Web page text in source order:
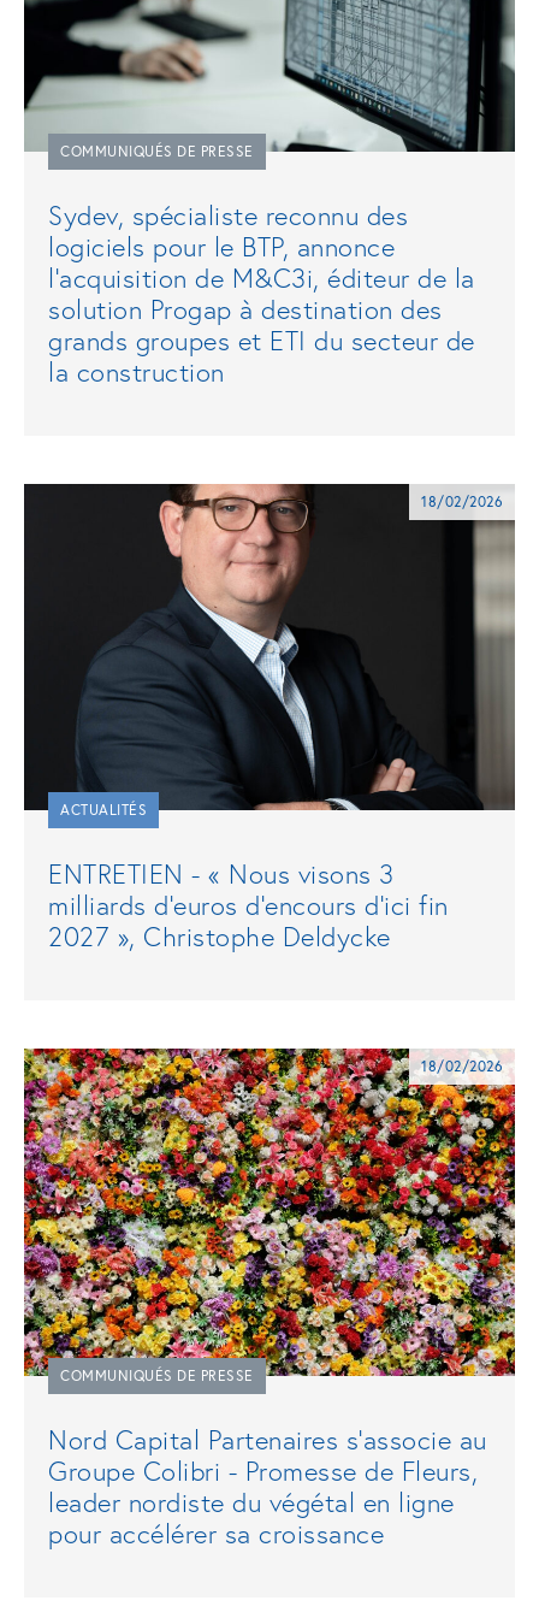
COMMUNIQUÉS DE PRESSE
Sydev, spécialiste reconnu des
logiciels pour le BTP, annonce
l'acquisition de M&C3i, éditeur de la
solution Progap à destination des
grands groupes et ETI du secteur de
la construction
18/02/2026
ACTUALITÉS
ENTRETIEN - « Nous visons 3
milliards d’euros d’encours d’ici fin
2027 », Christophe Deldycke
18/02/2026
COMMUNIQUÉS DE PRESSE
Nord Capital Partenaires s'associe au
Groupe Colibri - Promesse de Fleurs,
leader nordiste du végétal en ligne
pour accélérer sa croissance